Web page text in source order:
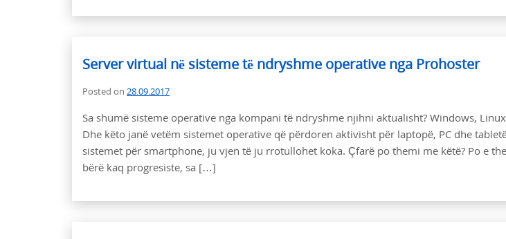
Server virtual në sisteme të ndryshme operative nga Prohoster
Posted on 28.09.2017
Sa shumë sisteme operative nga kompani të ndryshme njihni aktualisht? Windows,
Dhe këto janë vetëm sistemet operative që përdoren aktivisht për laptopë, PC dhe
sistemet për smartphone, ju vjen të ju rrotullohet koka. Çfarë po themi me këtë? Po e
bërë kaq progresiste, sa […]